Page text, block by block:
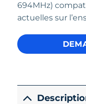
694MHz)
actuelles sur